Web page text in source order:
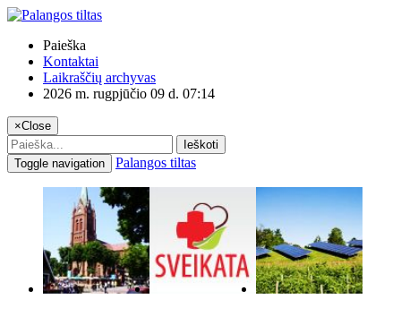
Paieška
Kontaktai
Laikraščių archyvas
2026 m. rugpjūčio 09 d. 07:14
×Close
Ieškoti
Toggle navigation
Palangos tiltas